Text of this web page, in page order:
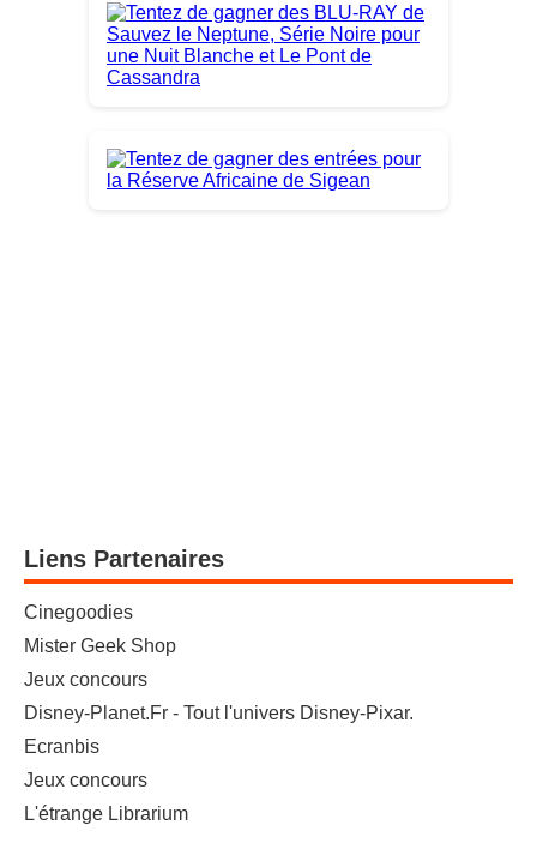
Liens Partenaires
Cinegoodies
Mister Geek Shop
Jeux concours
Disney-Planet.Fr - Tout l'univers Disney-Pixar.
Ecranbis
Jeux concours
L'étrange Librarium